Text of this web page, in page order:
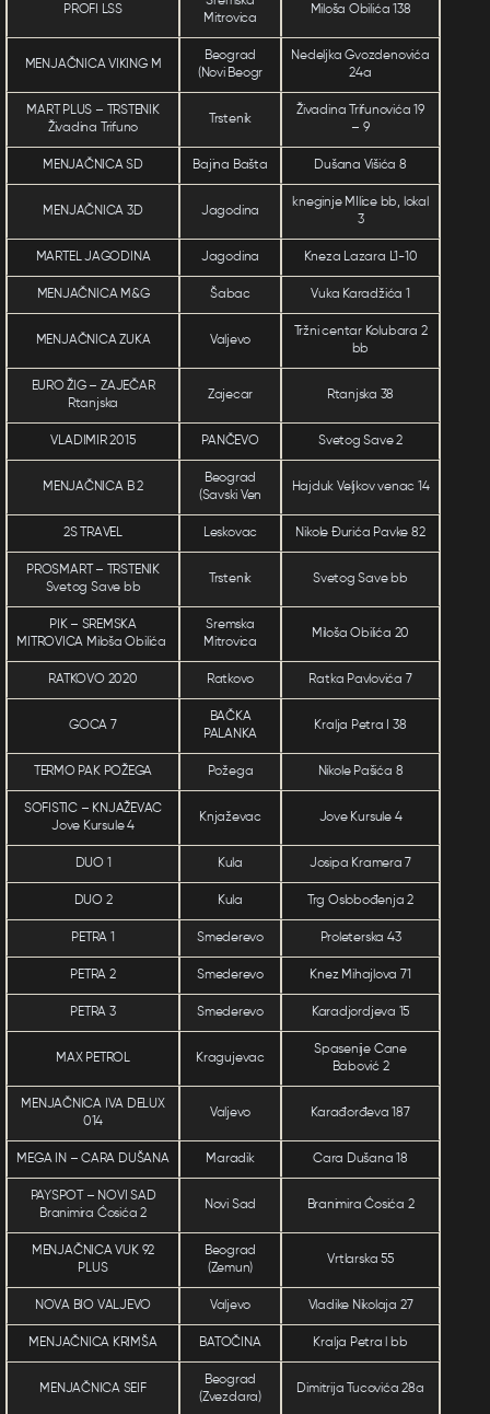
PROFI LSS
Mitrovica
Miloša Obilića 138
MENJAČNICA VIKING M
Beograd
(Novi Beogr
Nedeljka Gvozdenovića
24a
MART PLUS – TRSTENIK
Živadina Trifuno
Trstenik
Živadina Trifunovića 19
– 9
MENJAČNICA SD Bajina Bašta Dušana Višića 8
MENJAČNICA 3D Jagodina
kneginje MIlice bb, lokal
3
MARTEL JAGODINA Jagodina Kneza Lazara L1-10
MENJAČNICA M&G Šabac Vuka Karadžića 1
MENJAČNICA ZUKA Valjevo
Tržni centar Kolubara 2
bb
EURO ŽIG – ZAJEČAR
Rtanjska
Zajecar Rtanjska 38
VLADIMIR 2015 PANČEVO Svetog Save 2
MENJAČNICA B 2
Beograd
(Savski Ven
Hajduk Veljkov venac 14
2S TRAVEL Leskovac Nikole Đurića Pavke 82
PROSMART – TRSTENIK
Svetog Save bb
Trstenik Svetog Save bb
PIK – SREMSKA
MITROVICA Miloša Obilića
Sremska
Mitrovica
Miloša Obilića 20
RATKOVO 2020 Ratkovo Ratka Pavlovića 7
GOCA 7
BAČKA
PALANKA
Kralja Petra I 38
TERMO PAK POŽEGA Požega Nikole Pašića 8
SOFISTIC – KNJAŽEVAC
Jove Kursule 4
Knjaževac Jove Kursule 4
DUO 1 Kula Josipa Kramera 7
DUO 2 Kula Trg Oslobođenja 2
PETRA 1 Smederevo Proleterska 43
PETRA 2 Smederevo Knez Mihajlova 71
PETRA 3 Smederevo Karadjordjeva 15
MAX PETROL Kragujevac
Spasenije Cane
Babović 2
MENJAČNICA IVA DELUX
014
Valjevo Karađorđeva 187
MEGA IN – CARA DUŠANA Maradik Cara Dušana 18
PAYSPOT – NOVI SAD
Branimira Ćosića 2
Novi Sad Branimira Ćosića 2
MENJAČNICA VUK 92
PLUS
Beograd
(Zemun)
Vrtlarska 55
NOVA BIO VALJEVO Valjevo Vladike Nikolaja 27
MENJAČNICA KRIMŠA BATOČINA Kralja Petra l bb
MENJAČNICA SEIF
Beograd
(Zvezdara)
Dimitrija Tucovića 28a